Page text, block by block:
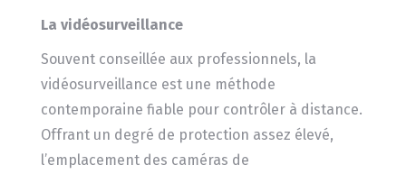
La vidéosurveillance
Souvent conseillée aux professionnels, la
vidéosurveillance est une méthode
contemporaine fiable pour contrôler à distance.
Offrant un degré de protection assez élevé,
l’emplacement des caméras de